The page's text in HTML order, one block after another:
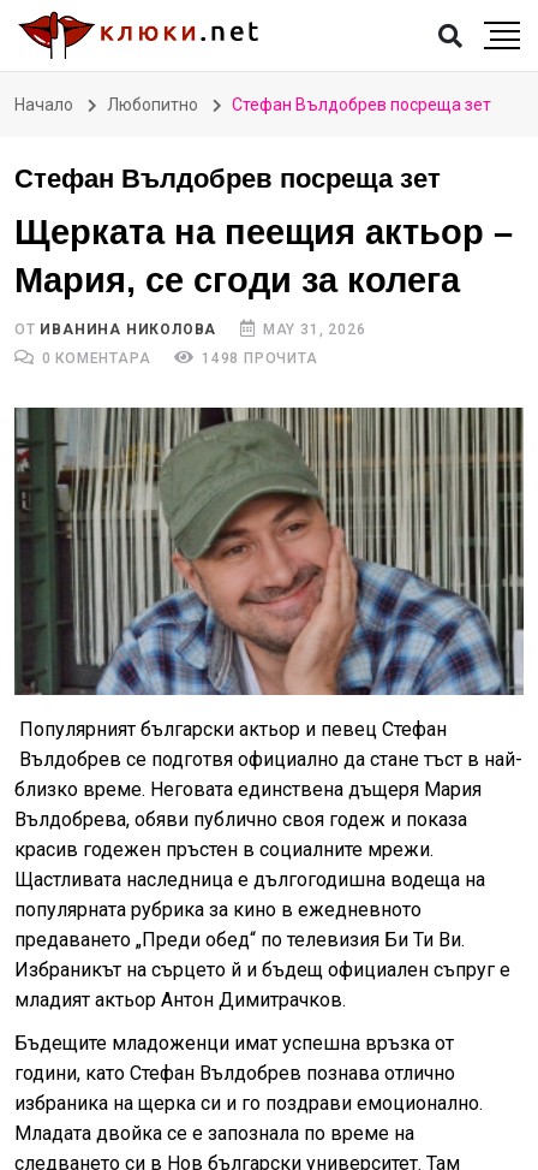
Начало Любопитно Стефан Вълдобрев посреща зет
Стефан Вълдобрев посреща зет
Щерката на пеещия актьор –
Мария, се сгоди за колега
ОТ ИВАНИНА НИКОЛОВА
MAY 31, 2026
0 КОМЕНТАРА
1498 ПРОЧИТА
Популярният български актьор и певец Стефан
Вълдобрев се подготвя официално да стане тъст в най-
близко време. Неговата единствена дъщеря Мария
Вълдобрева, обяви публично своя годеж и показа
красив годежен пръстен в социалните мрежи.
Щастливата наследница е дългогодишна водеща на
популярната рубрика за кино в ежедневното
предаването „Преди обед“ по телевизия Би Ти Ви.
Избраникът на сърцето й и бъдещ официален съпруг е
младият актьор Антон Димитрачков.
Бъдещите младоженци имат успешна връзка от
години, като Стефан Вълдобрев познава отлично
избраника на щерка си и го поздрави емоционално.
Младата двойка се е запознала по време на
следването си в Нов български университет. Там